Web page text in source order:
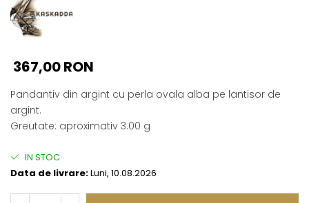
367,00 RON
Pandantiv din argint cu perla ovala alba pe lantisor de
argint.
Greutate: aproximativ 3.00 g
IN STOC
Data de livrare:Luni, 10.08.2026